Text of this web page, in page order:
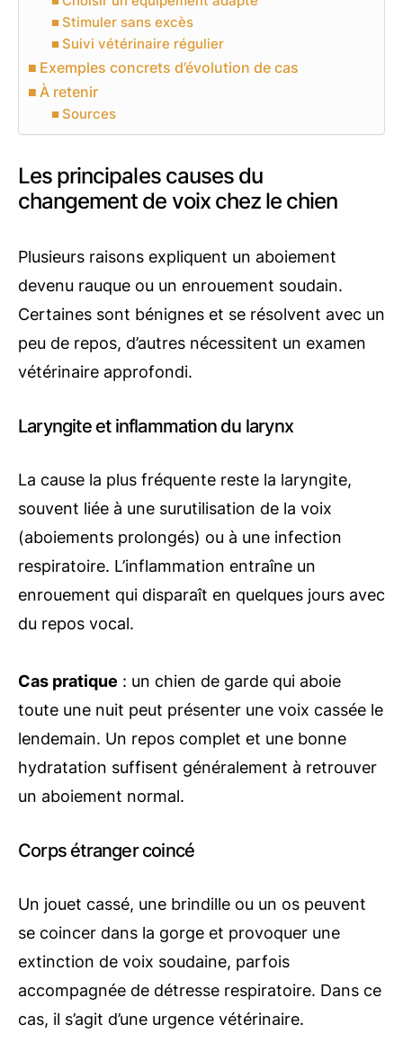
Stimuler sans excès
Suivi vétérinaire régulier
Exemples concrets d’évolution de cas
À retenir
Sources
Les principales causes du
changement de voix chez le chien
Plusieurs raisons expliquent un aboiement
devenu rauque ou un enrouement soudain.
Certaines sont bénignes et se résolvent avec un
peu de repos, d’autres nécessitent un examen
vétérinaire approfondi.
Laryngite et inflammation du larynx
La cause la plus fréquente reste la laryngite,
souvent liée à une surutilisation de la voix
(aboiements prolongés) ou à une infection
respiratoire. L’inflammation entraîne un
enrouement qui disparaît en quelques jours avec
du repos vocal.
Cas pratique : un chien de garde qui aboie
toute une nuit peut présenter une voix cassée le
lendemain. Un repos complet et une bonne
hydratation suffisent généralement à retrouver
un aboiement normal.
Corps étranger coincé
Un jouet cassé, une brindille ou un os peuvent
se coincer dans la gorge et provoquer une
extinction de voix soudaine, parfois
accompagnée de détresse respiratoire. Dans ce
cas, il s’agit d’une urgence vétérinaire.